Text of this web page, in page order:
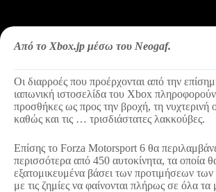
Από το Xbox.jp μέσω του Neogaf.
Οι διαρροές που προέρχονται από την
ιαπωνική ιστοσελίδα του Xbox πληροφορούν
προσθήκες ως προς την βροχή, τη νυχτερινή
καθώς και τις … τρισδιάστατες λακκούβες.
Επίσης το Forza Motorsport 6 θα
περισσότερα από 450 αυτοκίνητα, τα οποία
εξατομικευμένα βάσει των προτιμήσεων των
με τις ζημίες να φαίνονται πλήρως σε όλα τα